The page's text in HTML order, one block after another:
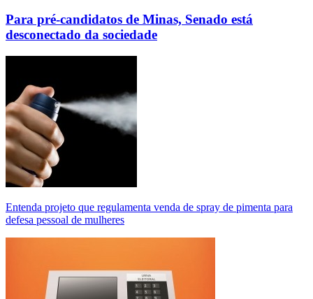
Para pré-candidatos de Minas, Senado está
desconectado da sociedade
Entenda projeto que regulamenta venda de spray de pimenta para
defesa pessoal de mulheres